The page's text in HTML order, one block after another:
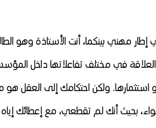
مهني بينكما، أنت الأستاذة وهو
العلاقة في مختلف تفاعلاتها داخل
استثمارها. ولكن احتكامك إلى العقل هو
بحيث أنك لم تقطعي، مع إعطائك إياه